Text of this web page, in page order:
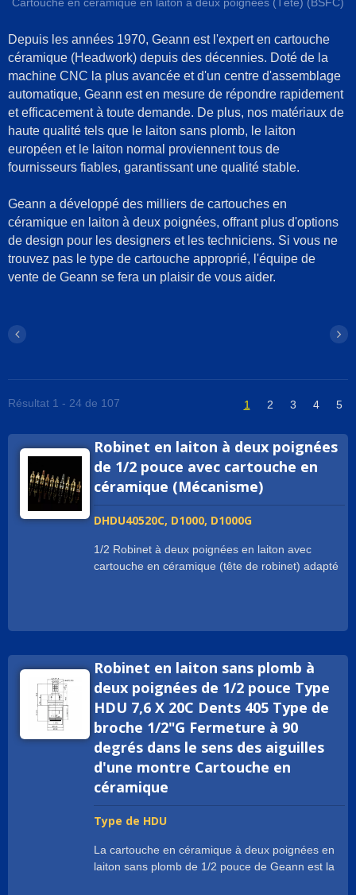
Cartouche en céramique en laiton à deux poignées (Tête) (BSFC)
Depuis les années 1970, Geann est l'expert en cartouche
céramique (Headwork) depuis des décennies. Doté de la
machine CNC la plus avancée et d'un centre d'assemblage
automatique, Geann est en mesure de répondre rapidement
et efficacement à toute demande. De plus, nos matériaux de
haute qualité tels que le laiton sans plomb, le laiton
européen et le laiton normal proviennent tous de
fournisseurs fiables, garantissant une qualité stable.
Geann a développé des milliers de cartouches en
céramique en laiton à deux poignées, offrant plus d'options
de design pour les designers et les techniciens. Si vous ne
trouvez pas le type de cartouche approprié, l'équipe de
vente de Geann se fera un plaisir de vous aider.
Résultat 1 - 24 de 107 1 2 3 4 5
Robinet en laiton à deux poignées
de 1/2 pouce avec cartouche en
céramique (Mécanisme)
DHDU40520C, D1000, D1000G
1/2 Robinet à deux poignées en laiton avec
cartouche en céramique (tête de robinet) adapté
avec un design élégant. Avec des certificats
nécessaire pour aider les marques de robinets du
monde entier à répondre correctement à leurs
exigences, comme cUPC / NSF / WRAS / ACS /
DVGW-KTW / Watermark. Les matériaux de la
cartouche en céramique à deux poignées de
demi-pouce peuvent être en laiton normal ; en
laiton européen ; en laiton DZR ; en laiton sans
plomb ; en acier inoxydable. Le filetage peut être
G1/2" ; 1/2" - 14NPSM, etc. L'angle de rotation
peut être de 90°, 180°, 270° ; 1/4 de tour, 1/2 de
laiton à deux poignées est également appelée :
cartouche de vanne de robinet à disque en
Robinet en laiton sans plomb à
deux poignées de 1/2 pouce Type
HDU 7,6 X 20C Dents 405 Type de
broche 1/2"G Fermeture à 90
degrés dans le sens des aiguilles
d'une montre Cartouche en
céramique
Type de HDU
La cartouche en céramique à deux poignées en
laiton sans plomb de 1/2 pouce de Geann est la